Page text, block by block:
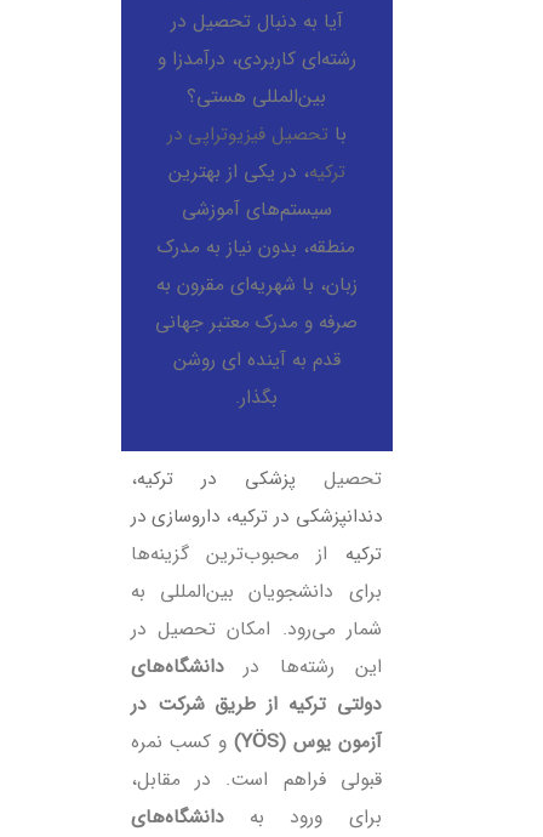
آیا به دنبال تحصیل در
رشته‌ای کاربردی، درآمدزا و
بین‌المللی هستی؟
با تحصیل فیزیوتراپی در
ترکیه، در یکی از بهترین
سیستم‌های آموزشی
منطقه، بدون نیاز به مدرک
زبان، با شهریه‌ای مقرون‌ به‌
صرفه و مدرک معتبر جهانی
قدم به آینده ‌ای روشن
بگذار.
تحصیل پزشکی در ترکیه،
دندانپزشکی در ترکیه، داروسازی در
ترکیه از محبوب‌ترین گزینه‌ها
برای دانشجویان بین‌المللی به
شمار می‌رود. امکان تحصیل در
این رشته‌ها دردانشگاه‌های
دولتی ترکیه از طریق شرکت در
آزمون یوس (YÖS)
و کسب نمره
قبولی فراهم است. در مقابل،
برای ورود بهدانشگاه‌های